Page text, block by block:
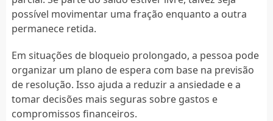
possível movimentar uma fração enquanto a outra
permanece retida.
Em situações de bloqueio prolongado, a pessoa pode
organizar um plano de espera com base na previsão
de resolução. Isso ajuda a reduzir a ansiedade e a
tomar decisões mais seguras sobre gastos e
compromissos financeiros.